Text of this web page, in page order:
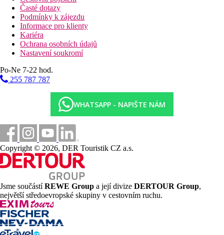
Časté dotazy
Podmínky k zájezdu
Informace pro klienty
Kariéra
Ochrana osobních údajů
Nastavení soukromí
Po-Ne 7-22 hod.
255 787 787
WHATSAPP - NAPIŠTE NÁM
Copyright © 2026, DER Touristik CZ a.s.
Jsme součástíREWE Group a její divize DERTOUR Group,
největší středoevropské skupiny v cestovním ruchu.